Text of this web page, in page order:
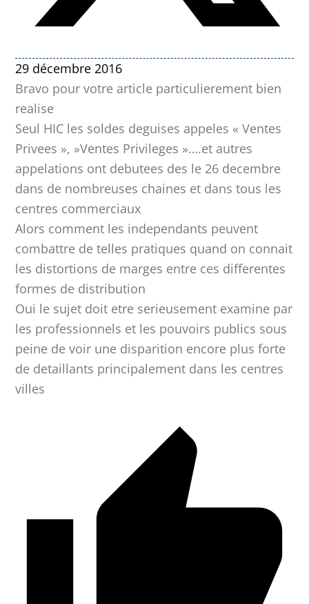
29 décembre 2016
Bravo pour votre article particulierement bien
realise
Seul HIC les soldes deguises appeles « Ventes
Privees », »Ventes Privileges »….et autres
appelations ont debutees des le 26 decembre
dans de nombreuses chaines et dans tous les
centres commerciaux
Alors comment les independants peuvent
combattre de telles pratiques quand on connait
les distortions de marges entre ces differentes
formes de distribution
Oui le sujet doit etre serieusement examine par
les professionnels et les pouvoirs publics sous
peine de voir une disparition encore plus forte
de detaillants principalement dans les centres
villes